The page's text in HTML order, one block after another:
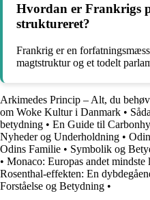
Hvordan er Frankrigs
struktureret?
Frankrig er en
magtstruktur og et todelt
Arkimedes Princip – Alt, du
om Woke Kultur i Danmark •
betydning • En Guide til
Nyheder og Underholdning •
Odins Familie • Symbolik og
• Monaco: Europas andet mindste
Rosenthal-effekten: En
Forståelse og Betydning •